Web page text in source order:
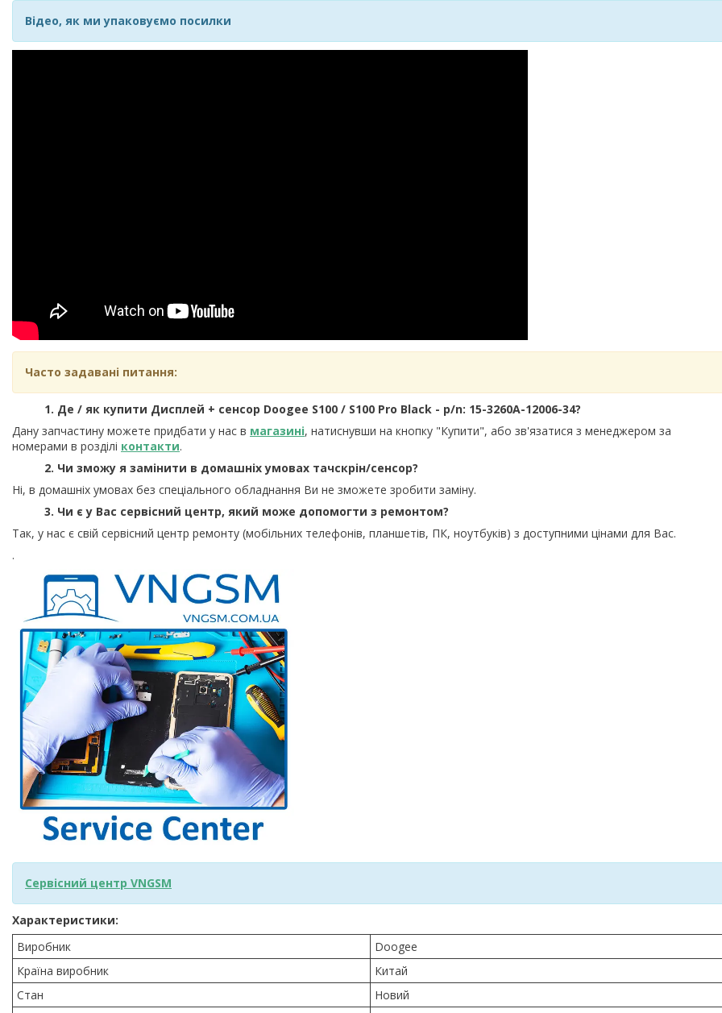
Відео, як ми упаковуємо посилки
Часто задавані питання:
1. Де / як купити Дисплей + сенсор Doogee S100 / S100 Pro Black - p/n: 15-3260A-12006-34?
Дану запчастину можете придбати у нас в магазині, натиснувши на кнопку "Купити", або зв'язатися з менеджером за
номерами в розділі контакти.
2. Чи зможу я замінити в домашніх умовах тачскрін/сенсор?
Ні, в домашніх умовах без спеціального обладнання Ви не зможете зробити заміну.
3. Чи є у Вас сервісний центр, який може допомогти з ремонтом?
Так, у нас є свій сервісний центр ремонту (мобільних телефонів, планшетів, ПК, ноутбуків) з доступними цінами для Вас.
.
Сервісний центр VNGSM
Характеристики:
Виробник
Doogee
Країна виробник
Китай
Стан
Новий